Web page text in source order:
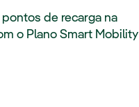
pontos de recarga na
o Plano Smart Mobility